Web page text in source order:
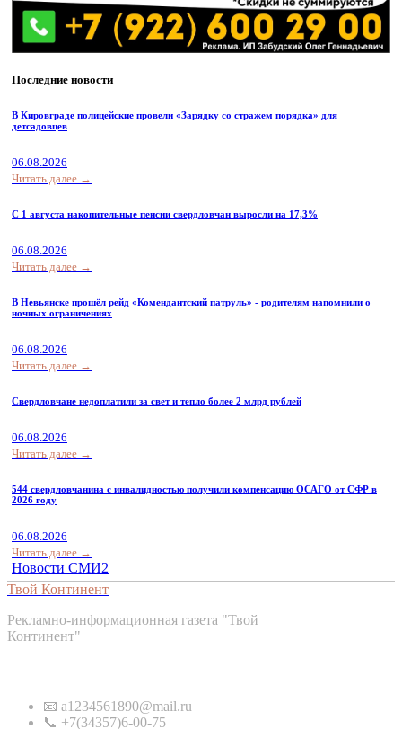
Последние новости
В Кировграде полицейские провели «Зарядку со стражем порядка» для
детсадовцев
06.08.2026
Читать далее →
С 1 августа накопительные пенсии свердловчан выросли на 17,3%
06.08.2026
Читать далее →
В Невьянске прошёл рейд «Комендантский патруль» - родителям напомнили о
ночных ограничениях
06.08.2026
Читать далее →
Свердловчане недоплатили за свет и тепло более 2 млрд рублей
06.08.2026
Читать далее →
544 свердловчанина с инвалидностью получили компенсацию ОСАГО от СФР в
2026 году
06.08.2026
Читать далее →
Новости СМИ2
Твой Континент
Рекламно-информационная газета "Твой
Континент"
📧 a1234561890@mail.ru
📞 +7(34357)6-00-75